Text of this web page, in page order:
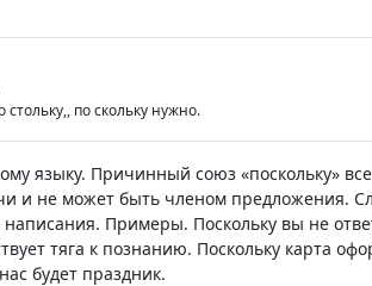
по скольку нужно.
языку. Причинный союз «поскольку»
и не может быть членом предложения.
Примеры. Поскольку вы не
тяга к познанию. Поскольку карта
будет праздник.